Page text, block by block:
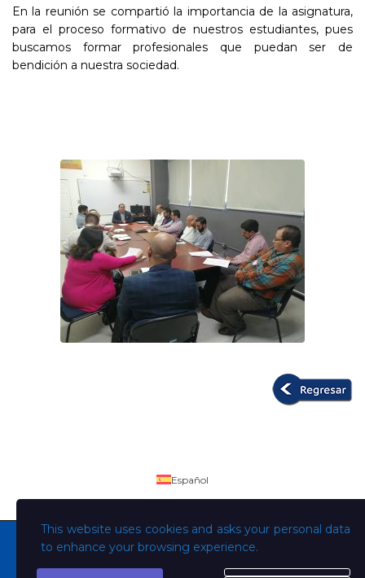
En la reunión se compartió la importancia de la asignatura,
para el proceso formativo de nuestros estudiantes, pues
buscamos formar profesionales que puedan ser de
bendición a nuestra sociedad.
This website uses cookies and asks your personal data
to enhance your browsing experience.
Español